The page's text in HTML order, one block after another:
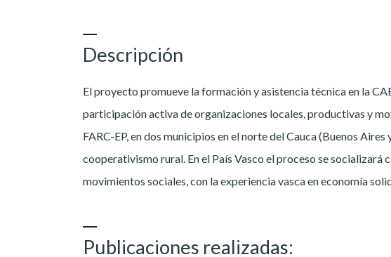
Descripción
El proyecto promueve la formación y asistencia técnica en la
participación activa de organizaciones locales, productivas y
FARC-EP, en dos municipios en el norte del Cauca (Buenos
cooperativismo rural. En el País Vasco el proceso se
movimientos sociales, con la experiencia vasca en economía
Publicaciones realizadas: